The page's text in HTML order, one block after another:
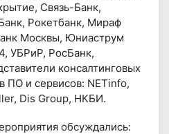
Связь-Банк,
Рокетбанк, Мираф
Москвы, Юниаструм
УБРиР, РосБанк,
консалтинговых
ПО и сервисов: NETinfo,
Dis Group, НКБИ.
обсуждались: